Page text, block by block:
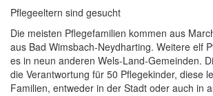
Pflegeeltern sind gesucht
Die meisten Pflegefamilien kommen aus
aus Bad Wimsbach-Neydharting. Weitere elf
es in neun anderen Wels-Land-Gemeinden.
die Verantwortung für 50 Pflegekinder, diese
Familien, entweder in der Stadt oder auch in